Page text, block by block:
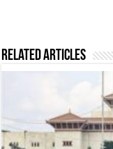
Related Articles